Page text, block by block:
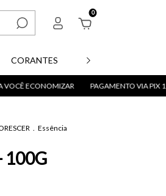
0
CORANTES PARAFINAS
PAGAMENTO VIA PIX 10% OFF
. Essência
100G